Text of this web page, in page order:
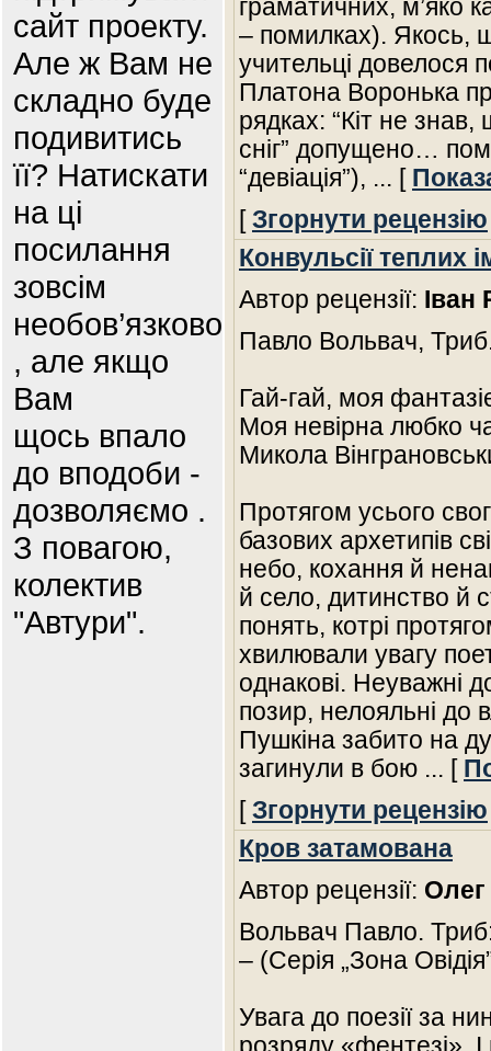
сайт проекту.
Але ж Вам не
складно буде
подивитись
її? Натискати
на ці
посилання
зовсім
необов’язково
, але якщо
Вам
щось впало
до вподоби -
дозволяємо .
З повагою,
колектив
"Автури".
граматичних, м’яко
– помилках). Якось,
учительці довелося
Платона Воронька
рядках: “Кіт не
сніг” допущено…
“девіація”), ... [
[ Згорнути рецензію
Конвульсії теплих
Автор рецензії: Іван
Павло Вольвач,
Гай-гай, моя
Моя невірна любко
Микола
Протягом усього
базових архетипів
небо, кохання й
й село, дитинство й
понять, котрі
хвилювали увагу
однакові. Неуважні
позир, нелояльні до
Пушкіна забито на
загинули в бою ... [
[ Згорнути рецензію
Кров затамована
Автор рецензії:
Вольвач Павло.
– (Серія „Зона
Увага до поезії за